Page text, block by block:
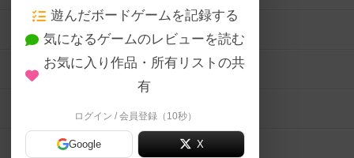
遊んだボードゲームを記録する
気になるゲームのレビューを読む
お気に入り作品・所有リストの共
有
ログイン / 会員登録（10秒）
Google X
ボードゲーム会情報
メカニクス特集
掲示板・トピックス
ボドとも・会員一覧